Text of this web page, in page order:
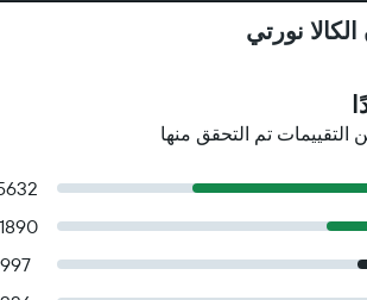
نورتي
1890
997